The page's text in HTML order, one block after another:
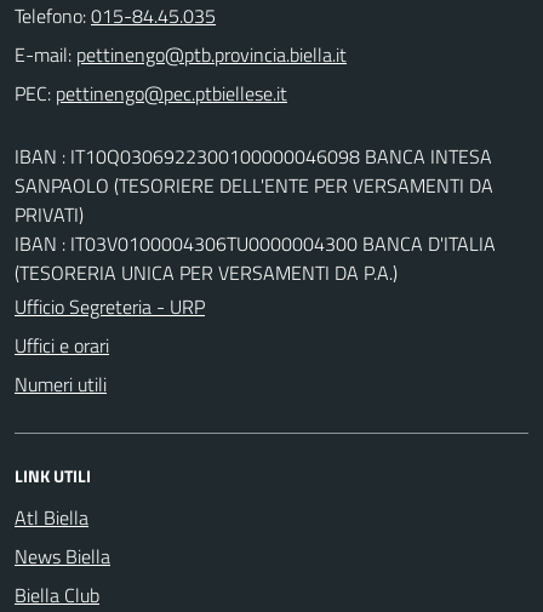
Telefono:015-84.45.035
E-mail:
PEC:
IBAN : IT10Q0306922300100000046098 BANCA INTESA
SANPAOLO (TESORIERE DELL'ENTE PER VERSAMENTI DA
PRIVATI)
IBAN : IT03V0100004306TU0000004300 BANCA D'ITALIA
(TESORERIA UNICA PER VERSAMENTI DA P.A.)
Ufficio Segreteria - URP
Uffici e orari
Numeri utili
LINK UTILI
Atl Biella
News Biella
Biella Club